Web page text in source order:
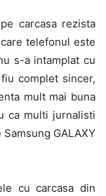
carcasa rezista
telefonul este
s-a intamplat cu
complet sincer,
mult mai buna
ca multi jurnalisti
GALAXY
cu carcasa din